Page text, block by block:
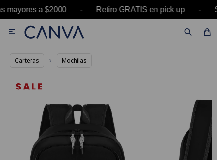
mayores a $2000 - Retiro GRATIS en pick up

Carteras Mochilas